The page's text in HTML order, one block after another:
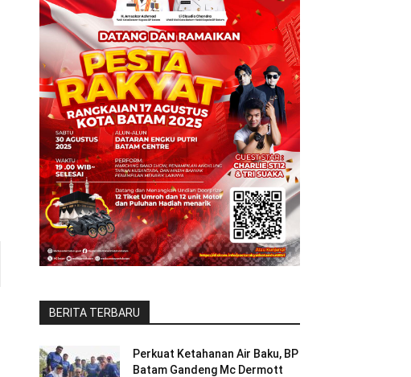
BERITA TERBARU
Perkuat Ketahanan Air Baku, BP
Batam Gandeng Mc Dermott